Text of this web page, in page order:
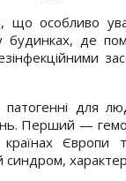
що особливо
де
для
Перший —
Європи